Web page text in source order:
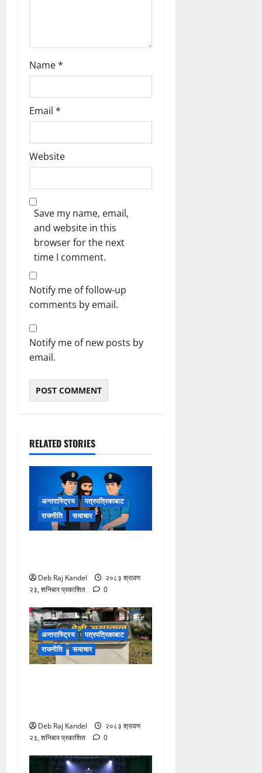
Name*
Email *
Website
Save my name, email,
and website in this
browser for the next
time I comment.
Notify me of follow-up
comments by email.
Notify me of new posts by
email.
RELATED STORIES
अन्तरास्ट्रिय
पत्रपत्रिकाबाट
राजनीति
समाचार
Deb Raj Kandel
२०८३ श्रावण
२३, शनिबार प्रकाशित
0
अन्तरास्ट्रिय
पत्रपत्रिकाबाट
राजनीति
समाचार
Deb Raj Kandel
२०८३ श्रावण
२३, शनिबार प्रकाशित
0